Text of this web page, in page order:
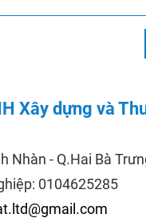
Xây dựng và
Nhàn - Q.Hai Bà
0104625285